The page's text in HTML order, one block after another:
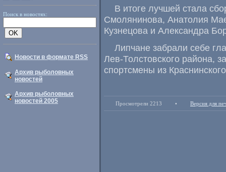
Поиск в новостях:
Новости в формате RSS
Архив рыболовных
новостей
Архив рыболовных
новостей 2005
В итоге лучшей стала
Смолянинова, Анатолия
Кузнецова и Александра
Липчане забрали себе
Лев-Толстовского района,
спортсмены из
Просмотрели 2213 • Версия для